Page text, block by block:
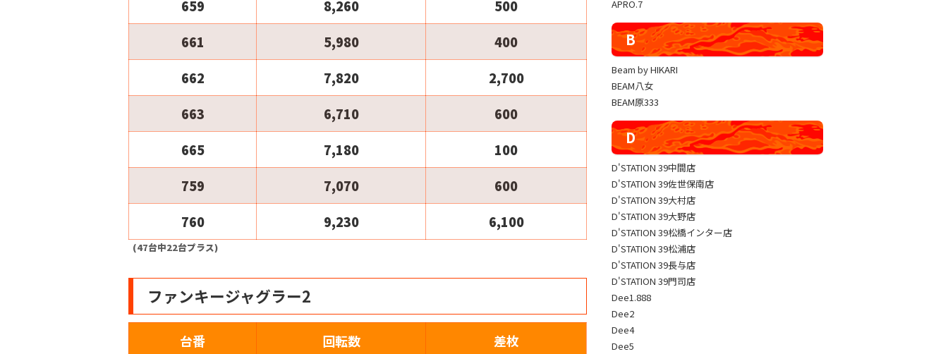
659
8,260
500
661
5,980
400
662
7,820
2,700
663
6,710
600
665
7,180
100
759
7,070
600
760
9,230 6,100
(47台中22台プラス)
ファンキージャグラー2
台番 回転数 差枚
戸畑クエスト
YUKO LUCKY×FACE 共闘取材
ヴァルヴレイヴ編集部一斉調査
三共闘取材
熊本の陣
協力取材
ゼッパチ取材
APRO.7
B
Beam by HIKARI
BEAM八女
BEAM原333
D
D'STATION 39中間店
D'STATION 39佐世保南店
D'STATION 39大村店
D'STATION 39大野店
D'STATION 39松橋インター店
D'STATION 39松浦店
D'STATION 39長与店
D'STATION 39門司店
Dee1.888
Dee2
Dee4
Dee5